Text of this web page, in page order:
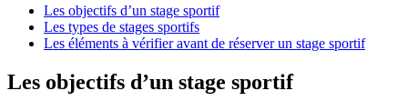
Les objectifs d’un stage sportif
Les types de stages sportifs
Les éléments à vérifier avant de réserver un stage sportif
Les objectifs d’un stage sportif